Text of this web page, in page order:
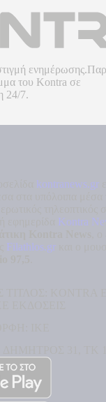
του Kontra σε
24/7.
kontranews.gr
Kontra
Filathlos.gr